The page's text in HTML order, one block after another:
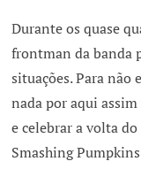
Durante os quase
frontman da banda
situações. Para não
nada por aqui
e celebrar a volta
Smashing